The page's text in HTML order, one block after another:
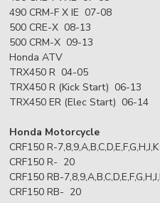
490 CRM-F X IE 07-08
500 CRE-X 08-13
500 CRM-X 09-13
Honda ATV
TRX450 R 04-05
TRX450 R (Kick Start) 06-13
TRX450 ER (Elec Start) 06-14
Honda Motorcycle
CRF150 R-
CRF150 R- 20
CRF150 RB-
CRF150 RB- 20